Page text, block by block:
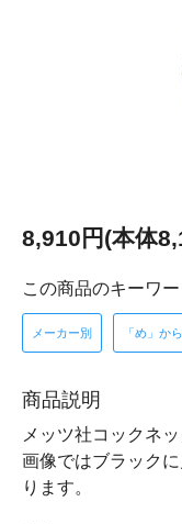
8,910円(本体
この商品のキーワー
メーカー別 「め」か
商品説明
メッツ社コックネ
画像ではブラック
ります。